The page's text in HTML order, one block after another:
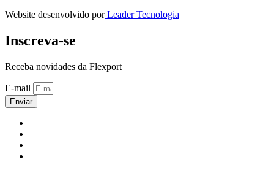
Website desenvolvido porLeader Tecnologia
Inscreva-se
Receba novidades da Flexport
E-mail
Enviar